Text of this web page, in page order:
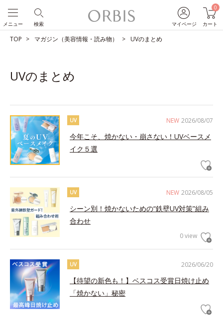
マイページ
0
カート
検索
メニュー
TOP マガジン（美容情報・読み物） UVのまとめ
UVのまとめ
NEW 2026/08/07
UV
今年こそ、焼かない・崩さない！UVベースメ
イク５選
NEW 2026/08/05
UV
シーン別！焼かないための“鉄壁UV対策”組み
合わせ
0 view
2026/06/20
UV
【待望の新色も！】ベスコス受賞日焼け止め
「焼かない」秘密